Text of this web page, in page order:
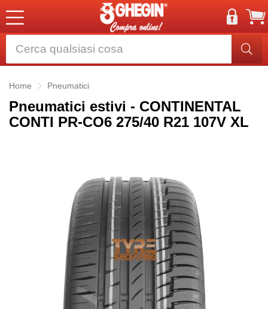
Home Pneumatici
Pneumatici estivi - CONTINENTAL
CONTI PR-CO6 275/40 R21 107V XL